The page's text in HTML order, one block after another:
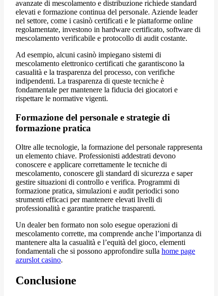
avanzate di mescolamento e distribuzione richiede standard
elevati e formazione continua del personale. Aziende leader
nel settore, come i casinò certificati e le piattaforme online
regolamentate, investono in hardware certificato, software di
mescolamento verificabile e protocollo di audit costante.
Ad esempio, alcuni casinò impiegano sistemi di
mescolamento elettronico certificati che garantiscono la
casualità e la trasparenza del processo, con verifiche
indipendenti. La trasparenza di queste tecniche è
fondamentale per mantenere la fiducia dei giocatori e
rispettare le normative vigenti.
Formazione del personale e strategie di
formazione pratica
Oltre alle tecnologie, la formazione del personale rappresenta
un elemento chiave. Professionisti addestrati devono
conoscere e applicare correttamente le tecniche di
mescolamento, conoscere gli standard di sicurezza e saper
gestire situazioni di controllo e verifica. Programmi di
formazione pratica, simulazioni e audit periodici sono
strumenti efficaci per mantenere elevati livelli di
professionalità e garantire pratiche trasparenti.
Un dealer ben formato non solo esegue operazioni di
mescolamento corrette, ma comprende anche l’importanza di
mantenere alta la casualità e l’equità del gioco, elementi
fondamentali che si possono approfondire sulla home page
azurslot casino.
Conclusione